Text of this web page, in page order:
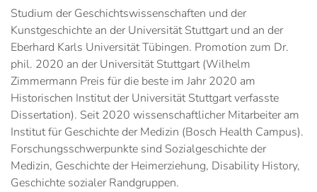
Studium der Geschichtswissenschaften und der
Kunstgeschichte an der Universität Stuttgart und an der
Eberhard Karls Universität Tübingen. Promotion zum Dr.
phil. 2020 an der Universität Stuttgart (Wilhelm
Zimmermann Preis für die beste im Jahr 2020 am
Historischen Institut der Universität Stuttgart verfasste
Dissertation). Seit 2020 wissenschaftlicher Mitarbeiter am
Institut für Geschichte der Medizin (Bosch Health Campus).
Forschungsschwerpunkte sind Sozialgeschichte der
Medizin, Geschichte der Heimerziehung, Disability History,
Geschichte sozialer Randgruppen.